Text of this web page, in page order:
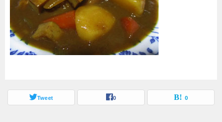
Tweet 0 0